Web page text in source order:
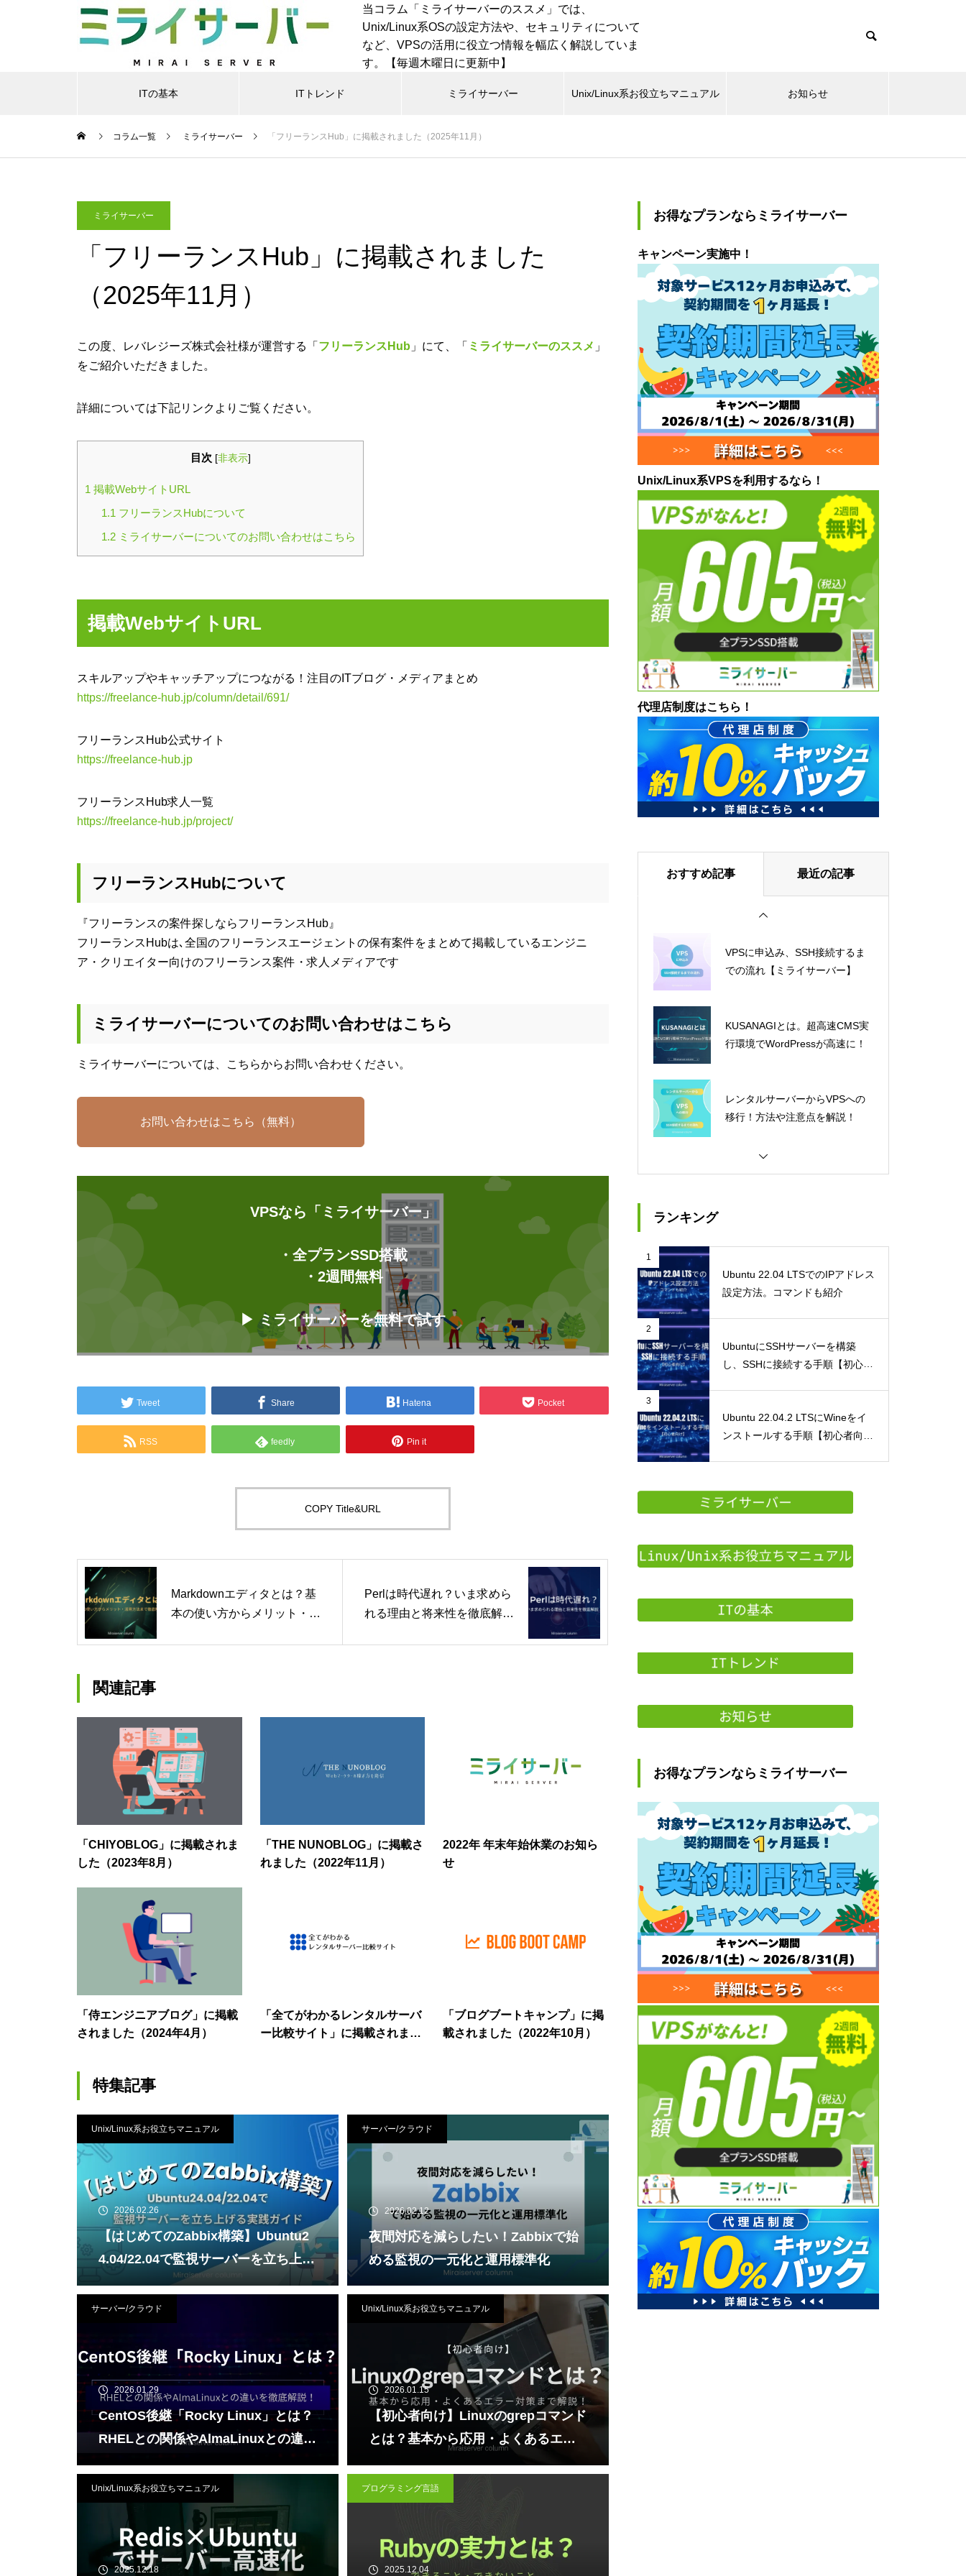
当コラム「ミライサーバーのススメ」では、
Unix/Linux系OSの設定方法や、セキュリティについて
など、VPSの活用に役立つ情報を幅広く解説していま
す。【毎週木曜日に更新中】
ITの基本 ITトレンド ミライサーバー Unix/Linux系お役立ちマニュアル お知らせ
コラム一覧 ミライサーバー 「フリーランスHub」に掲載されました（2025年11月）
ミライサーバー
「フリーランスHub」に掲載されました
（2025年11月）
この度、レバレジーズ株式会社様が運営する「 フリーランスHub 」にて、「 ミライサーバーのススメ 」
をご紹介いただきました。
詳細については下記リンクよりご覧ください。
目次 [非表示]
1 掲載WebサイトURL
1.1 フリーランスHubについて
1.2ミライサーバーについてのお問い合わせはこちら
掲載WebサイトURL
スキルアップやキャッチアップにつながる！注目のITブログ・メディアまとめ
https://freelance-hub.jp/column/detail/691/
フリーランスHub公式サイト
https://freelance-hub.jp
フリーランスHub求人一覧
https://freelance-hub.jp/project/
フリーランスHubについて
『フリーランスの案件探しならフリーランスHub』
フリーランスHubは､全国のフリーランスエージェントの保有案件をまとめて掲載しているエンジニ
ア・クリエイター向けのフリーランス案件・求人メディアです
ミライサーバーについてのお問い合わせはこちら
ミライサーバーについては、こちらからお問い合わせください。
お問い合わせはこちら（無料）
VPSなら「ミライサーバー」
・全プランSSD搭載
・2週間無料
▶ ミライサーバーを無料で試す
Tweet Share Hatena Pocket
RSS feedly Pin it
COPY Title&URL
Markdownエディタとは？基
本の使い方からメリット・活
Perlは時代遅れ？いま求めら
れる理由と将来性を徹底解
関連記事
「CHIYOBLOG」に掲載されま
した（2023年8月）
「THE NUNOBLOG」に掲載さ
れました（2022年11月）
2022年 年末年始休業のお知ら
せ
「侍エンジニアブログ」に掲載
されました（2024年4月）
「全てがわかるレンタルサーバ
ー比較サイト」に掲載されまし
「ブログブートキャンプ」に掲
載されました（2022年10月）
特集記事
Unix/Linux系お役立ちマニュアル
2026.02.26
【はじめてのZabbix構築】Ubuntu2
4.04/22.04で監視サーバーを立ち上げ
る実践ガイド
サーバー/クラウド
2026.02.12
夜間対応を減らしたい！Zabbixで始
める監視の一元化と運用標準化
サーバー/クラウド
2026.01.29
CentOS後継「Rocky Linux」とは？
RHELとの関係やAlmaLinuxとの違い
を徹底解説！
Unix/Linux系お役立ちマニュアル
2026.01.15
【初心者向け】Linuxのgrepコマンド
とは？基本から応用・よくあるエラ
ー対策まで解説！
Unix/Linux系お役立ちマニュアル
2025.12.18
プログラミング言語
2025.12.04
お得なプランならミライサーバー
キャンペーン実施中！
Unix/Linux系VPSを利用するなら！
代理店制度はこちら！
おすすめ記事 最近の記事
VPSに申込み、SSH接続するま
での流れ【ミライサーバー】
KUSANAGIとは。超高速CMS実
行環境でWordPressが高速に！
レンタルサーバーからVPSへの
移行！方法や注意点を解説！
ランキング
1
Ubuntu 22.04 LTSでのIPアドレス
設定方法。コマンドも紹介
2
UbuntuにSSHサーバーを構築
し、SSHに接続する手順【初心者
3
Ubuntu 22.04.2 LTSにWineをイ
ンストールする手順【初心者向
お得なプランならミライサーバー